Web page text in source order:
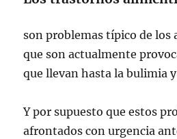
son problemas típico de los
que son actualmente
que llevan hasta la bulimia
Y por supuesto que estos
afrontados con urgencia